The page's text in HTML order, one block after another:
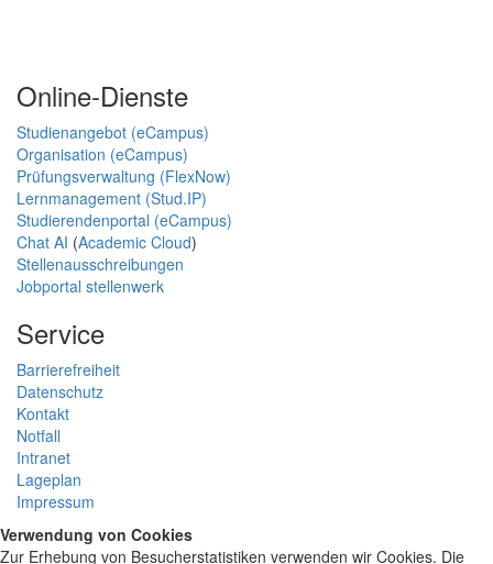
Online-Dienste
Studienangebot (eCampus)
Organisation (eCampus)
Prüfungsverwaltung (FlexNow)
Lernmanagement (Stud.IP)
Studierendenportal (eCampus)
Chat AI (Academic Cloud)
Stellenausschreibungen
Jobportal stellenwerk
Service
Barrierefreiheit
Datenschutz
Kontakt
Notfall
Intranet
Lageplan
Impressum
Verwendung von Cookies
Zur Erhebung von Besucherstatistiken verwenden wir Cookies. Die